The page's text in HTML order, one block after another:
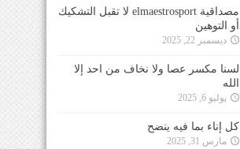
مصداقية elmaestrosport لا تقبل التشكيك
أو التوهين
ديسمبر 22, 2025
لسنا مكسر عصا ولا نخاف من احد إلا
الله
يوليو 6, 2025
كل إناء بما فيه ينضح
مارس 31, 2025